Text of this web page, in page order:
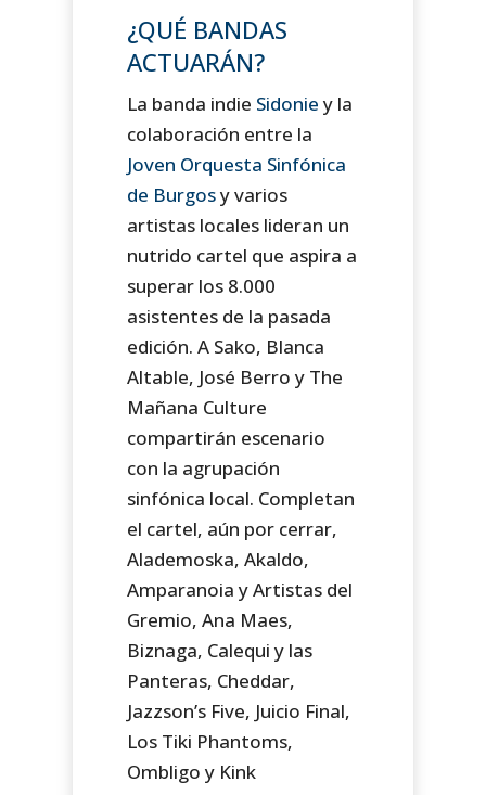
¿QUÉ BANDAS
ACTUARÁN?
La banda indie Sidonie y la
colaboración entre la
Joven Orquesta Sinfónica
de Burgosy varios
artistas locales lideran un
nutrido cartel que aspira a
superar los 8.000
asistentes de la pasada
edición. A Sako, Blanca
Altable, José Berro y The
Mañana Culture
compartirán escenario
con la agrupación
sinfónica local. Completan
el cartel, aún por cerrar,
Alademoska, Akaldo,
Amparanoia y Artistas del
Gremio, Ana Maes,
Biznaga, Calequi y las
Panteras, Cheddar,
Jazzson’s Five, Juicio Final,
Los Tiki Phantoms,
Ombligo y Kink